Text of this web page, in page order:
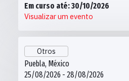
Em curso até: 30/10/2026
Visualizar um evento
Otros
Puebla, México
25/08/2026 - 28/08/2026